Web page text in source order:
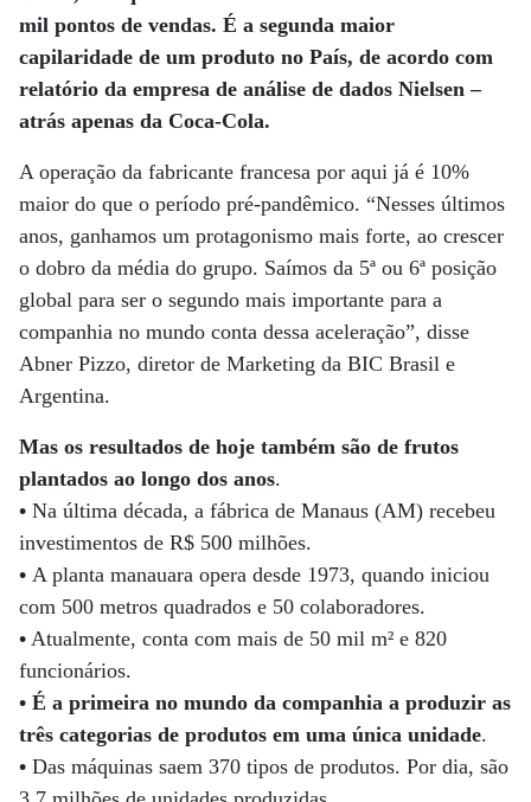
mil pontos de vendas. É a segunda maior
capilaridade de um produto no País, de acordo com
relatório da empresa de análise de dados Nielsen –
atrás apenas da Coca-Cola.
A operação da fabricante francesa por aqui já é 10%
maior do que o período pré-pandêmico. “Nesses últimos
anos, ganhamos um protagonismo mais forte, ao crescer
o dobro da média do grupo. Saímos da 5ª ou 6ª posição
global para ser o segundo mais importante para a
companhia no mundo conta dessa aceleração”, disse
Abner Pizzo, diretor de Marketing da BIC Brasil e
Argentina.
Mas os resultados de hoje também são de frutos
plantados ao longo dos anos.
• Na última década, a fábrica de Manaus (AM) recebeu
investimentos de R$ 500 milhões.
• A planta manauara opera desde 1973, quando iniciou
com 500 metros quadrados e 50 colaboradores.
• Atualmente, conta com mais de 50 mil m² e 820
funcionários.
• É a primeira no mundo da companhia a produzir as
três categorias de produtos em uma única unidade.
• Das máquinas saem 370 tipos de produtos. Por dia, são